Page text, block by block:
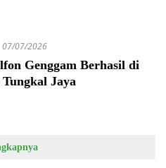
07/07/2026
Genggam Berhasil di
Jaya